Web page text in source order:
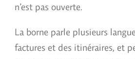
n’est pas ouverte.
La borne parle plusieurs
factures et des itinéraires, et